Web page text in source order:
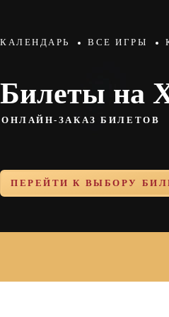
КАЛЕНДАРЬ ВСЕ ИГРЫ
Билеты на
ОНЛАЙН-ЗАКАЗ БИЛЕТОВ
ПЕРЕЙТИ К ВЫБОРУ